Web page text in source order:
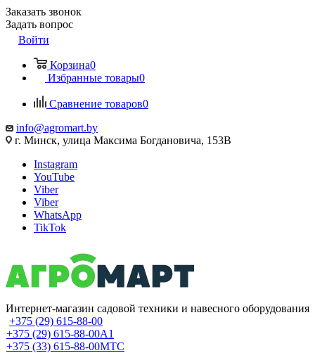
Заказать звонок
Задать вопрос
Войти
Корзина0
Избранные товары0
Сравнение товаров0
info@agromart.by
г. Минск, улица Максима Богдановича, 153В
Instagram
YouTube
Viber
Viber
WhatsApp
TikTok
Интернет-магазин садовой техники и навесного оборудования
+375 (29) 615-88-00
+375 (29) 615-88-00A1
+375 (33) 615-88-00МТС